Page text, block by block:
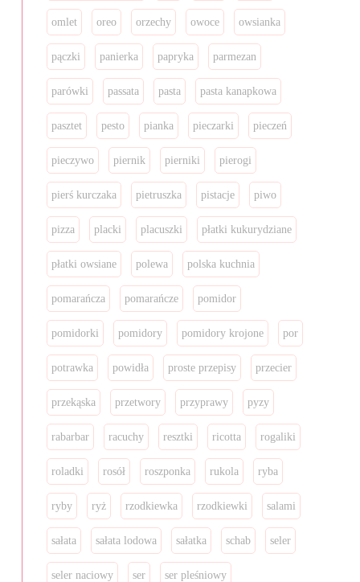
omlet oreo orzechy owoce owsianka
pączki panierka papryka parmezan
parówki passata pasta pasta kanapkowa
pasztet pesto pianka pieczarki pieczeń
pieczywo piernik pierniki pierogi
pierś kurczaka pietruszka pistacje piwo
pizza placki placuszki płatki kukurydziane
płatki owsiane polewa polska kuchnia
pomarańcza pomarańcze pomidor
pomidorki pomidory pomidory krojone por
potrawka powidła proste przepisy przecier
przekąska przetwory przyprawy pyzy
rabarbar racuchy resztki ricotta rogaliki
roladki rosół roszponka rukola ryba
ryby ryż rzodkiewka rzodkiewki salami
sałata sałata lodowa sałatka schab seler
seler naciowy ser ser pleśniowy